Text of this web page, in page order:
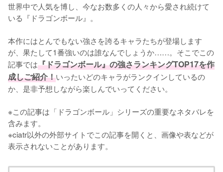
世界中で人気を博し、今なお数多くの人々から愛され続けて
いる『ドラゴンボール』。
本作にはとんでもない強さを誇るキャラたちが登場します
が、果たして1番強いのは誰なんでしょうか……。そこでこの
記事では『ドラゴンボール』の強さランキングTOP17を作
成しご紹介！いったいどのキャラがランクインしているの
か、是非予想しながら楽しんでいってください。
※この記事は「ドラゴンボール」シリーズの重要なネタバレを
含みます。
※ciatr以外の外部サイトでこの記事を開くと、画像や表などが
表示されないことがあります。